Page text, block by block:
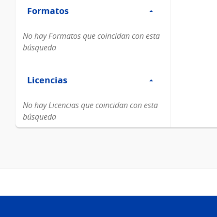
Formatos
Formatos
No hay Formatos que coincidan con esta
búsqueda
Licencias
Licencias
No hay Licencias que coincidan con esta
búsqueda